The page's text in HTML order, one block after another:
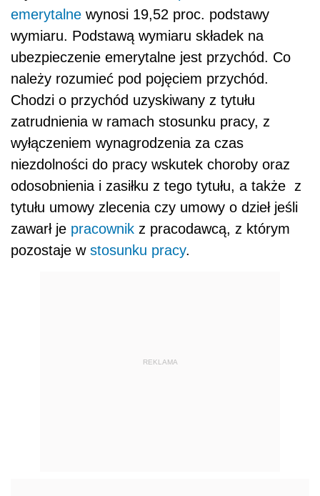
emerytalne wynosi 19,52 proc. podstawy
wymiaru. Podstawą wymiaru składek na
ubezpieczenie emerytalne jest przychód. Co
należy rozumieć pod pojęciem przychód.
Chodzi o przychód uzyskiwany z tytułu
zatrudnienia w ramach stosunku pracy, z
wyłączeniem wynagrodzenia za czas
niezdolności do pracy wskutek choroby oraz
odosobnienia i zasiłku z tego tytułu, a także z
tytułu umowy zlecenia czy umowy o dzieł jeśli
zawarł je pracownik z pracodawcą, z którym
pozostaje w stosunku pracy.
REKLAMA